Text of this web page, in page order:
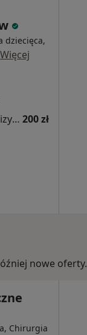
dziecięca,
Więcej
Konsultacja kardiologiczna (kolejna wizyta) 200 zł
nowe oferty.
Chirurgia